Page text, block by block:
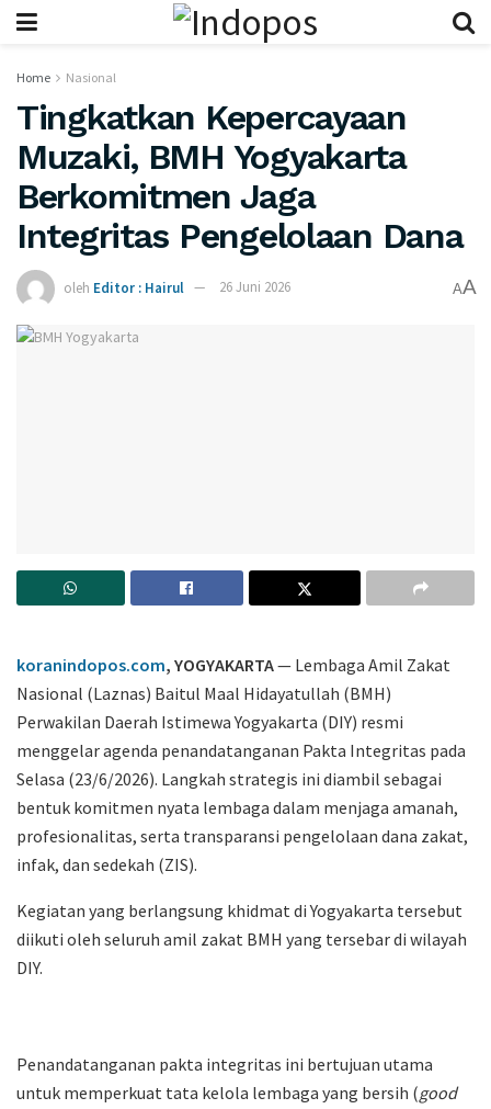
Home Nasional
Tingkatkan Kepercayaan
Muzaki, BMH Yogyakarta
Berkomitmen Jaga
Integritas Pengelolaan Dana
oleh Editor : Hairul 26 Juni 2026 AA
koranindopos.com, YOGYAKARTA— Lembaga Amil Zakat
Nasional (Laznas) Baitul Maal Hidayatullah (BMH)
Perwakilan Daerah Istimewa Yogyakarta (DIY) resmi
menggelar agenda penandatanganan Pakta Integritas pada
Selasa (23/6/2026). Langkah strategis ini diambil sebagai
bentuk komitmen nyata lembaga dalam menjaga amanah,
profesionalitas, serta transparansi pengelolaan dana zakat,
infak, dan sedekah (ZIS).
Kegiatan yang berlangsung khidmat di Yogyakarta tersebut
diikuti oleh seluruh amil zakat BMH yang tersebar di wilayah
DIY.
Penandatanganan pakta integritas ini bertujuan utama
untuk memperkuat tata kelola lembaga yang bersih (good